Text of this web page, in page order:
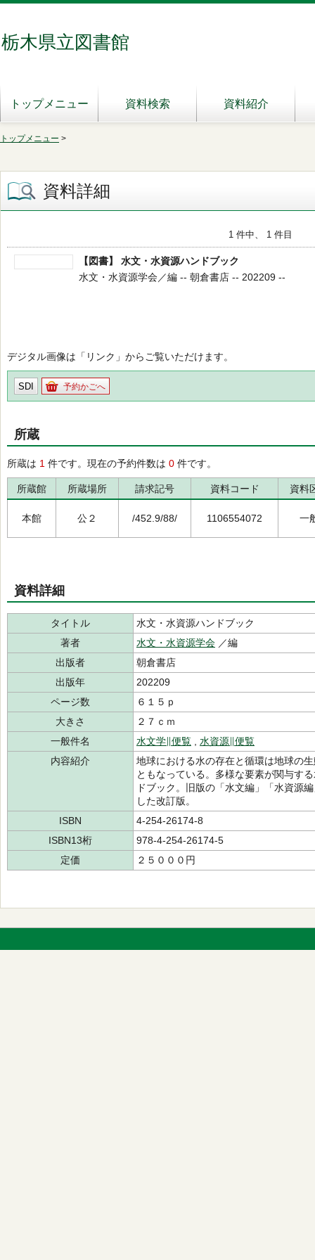
栃木県立図書館
トップメニュー 資料検索 資料紹介
トップメニュー >
資料詳細
1 件中、 1 件目
【図書】 水文・水資源ハンドブック
水文・水資源学会／編 -- 朝倉書店 -- 202209 --
デジタル画像は「リンク」からご覧いただけます。
SDI 予約かごへ
所蔵
所蔵は 1 件です。現在の予約件数は 0 件です。
所蔵館 所蔵場所 請求記号 資料コード 資料
本館 公２ /452.9/88/ 1106554072 一
資料詳細
タイトル
水文・水資源ハンドブック
著者
水文・水資源学会 ／編
出版者
朝倉書店
出版年
202209
ページ数
６１５ｐ
大きさ
２７ｃｍ
一般件名
水文学∥便覧
水資源∥便覧
内容紹介
地球における水の存在と循環は地球の
ともなっている。多様な要素が関与す
ドブック。旧版の「水文編」「水資源
した改訂版。
ISBN
4-254-26174-8
ISBN13桁
978-4-254-26174-5
定価
２５０００円